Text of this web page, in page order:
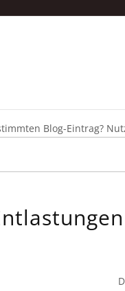
Blog-Eintrag?